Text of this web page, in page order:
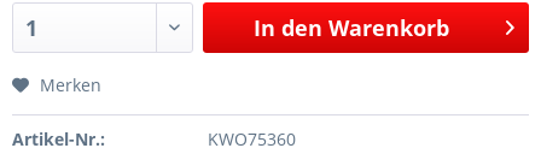
In den Warenkorb
Merken
Artikel-Nr.:
KWO75360